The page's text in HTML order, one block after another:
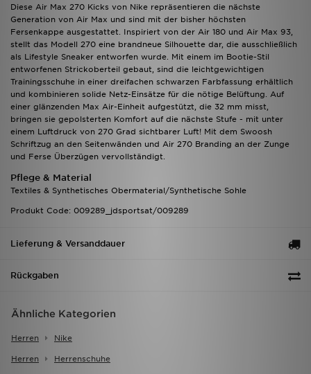
Diese Air Max 270 Kicks von Nike repräsentieren die nächste
Generation von Air Max und sind mit der bisher höchsten
Fersenkappe ausgestattet. Inspiriert von der Air 180 und Air Max 93,
stellt das Modell 270 eine brandneue Silhouette dar, die ausschließlich
als Lifestyle Sneaker entworfen wurde. Mit einem im Bootie-Stil
entworfenen Strickoberteil gebaut, sind die leichtgewichtigen
Trainingsschuhe in einer dreifachen schwarzen Farbfassung erhältlich
und kombinieren solide Netz-Einsätze für die nötige Belüftung. Auf
einer glänzenden Max Air-Einheit aufgestützt, die 32 mm misst,
bringen sie gepolsterten Komfort auf die nächste Stufe - mit unter
einem Luftdruck von 270 Grad sichtbarer Luft! Mit dem Swoosh
Schriftzug an den Seitenwänden und Air 270 Branding an der Zunge
und Ferse Überzügen vervollständigt.
Pflege & Material
Textiles & Synthetisches Obermaterial/Synthetische Sohle
Produkt Code: 009289_jdsportsat/009289
Lieferung & Versanddauer
Rückgaben
Ähnliche Kategorien
Herren Nike
Herren Herrenschuhe